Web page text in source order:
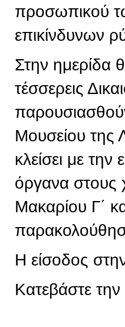
προσωπικού
επικίνδυνων
Στην ημερίδα
τέσσερεις
Μουσείου της
κλείσει με
όργανα στους
Μακαρίου Γ΄
Η είσοδος
Κατεβάστε